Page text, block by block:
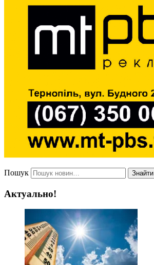
Пошук Знайти
Актуально!